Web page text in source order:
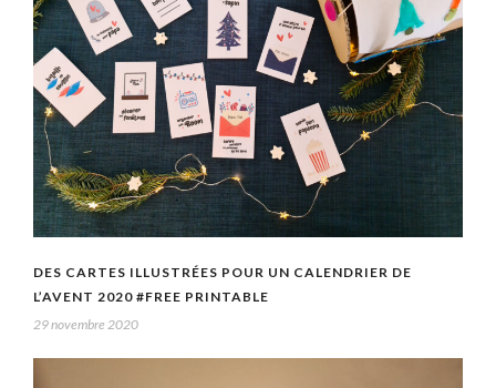
DES CARTES ILLUSTRÉES POUR UN CALENDRIER DE
L’AVENT 2020 #FREE PRINTABLE
29 novembre 2020